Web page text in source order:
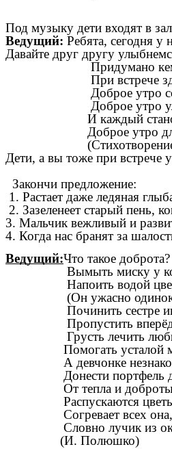
Под музыку дети входят в
Ведущий: Ребята, сегодня у
Давайте друг другу
Придумано кем-то
При встрече
Доброе утро
Доброе утро
И каждый
Доброе утро
(Стихотворение
Дети, а вы тоже при встрече
Закончи предложение:
1. Растает даже ледяная
2. Зазеленеет старый пень,
3. Мальчик вежливый и
4. Когда нас бранят за
Ведущий:Что такое доброта?
Вымыть миску у
Напоить водой
(Он ужасно
Починить сестре
Пропустить вперёд
Грусть лечить любви
Помогать усталой
А девчонке
Донести портфель
От тепла и
Распускаются
Согревает всех она,
Словно лучик из
(И. Полюшко)